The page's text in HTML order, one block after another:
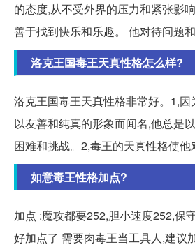
的态度,从不受外界的压力和紧张影
善于找到快乐和乐趣。 他对待问题和
洛克王国毒王天真性格怎么样?
洛克王国毒王天真性格非常好。1,
以友善和纯真的形象而闻名,他总是
困难和挑战。2,毒王的天真性格使他
如意毒王性格加点?
加点 :魔攻都要252,胆小速度252,保
好加点了 需要肉毒王当工具人,建议